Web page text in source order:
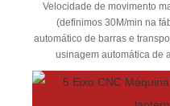
Velocidade de movimento
(definimos 30M/min na
automático de barras e
usinagem automática de